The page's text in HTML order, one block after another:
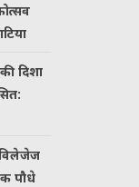
दिशा
विलेजेज
पौधे